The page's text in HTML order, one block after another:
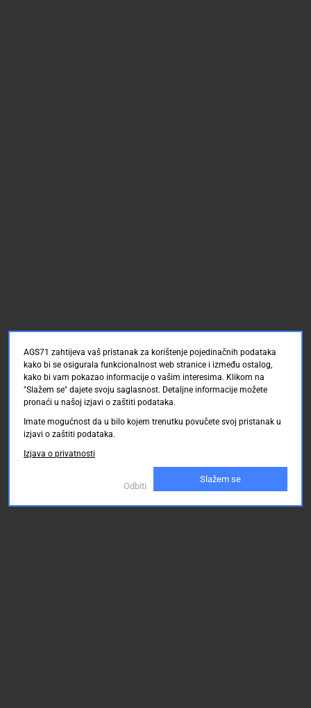
AGS71 zahtijeva vaš pristanak za korištenje pojedinačnih podataka
kako bi se osigurala funkcionalnost web stranice i između ostalog,
kako bi vam pokazao informacije o vašim interesima. Klikom na
"Slažem se" dajete svoju saglasnost. Detaljne informacije možete
pronaći u našoj izjavi o zaštiti podataka.
Imate mogućnost da u bilo kojem trenutku povučete svoj pristanak u
izjavi o zaštiti podataka.
Izjava o privatnosti
Odbiti
Slažem se